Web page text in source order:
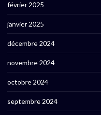
février 2025
janvier 2025
décembre 2024
novembre 2024
octobre 2024
septembre 2024